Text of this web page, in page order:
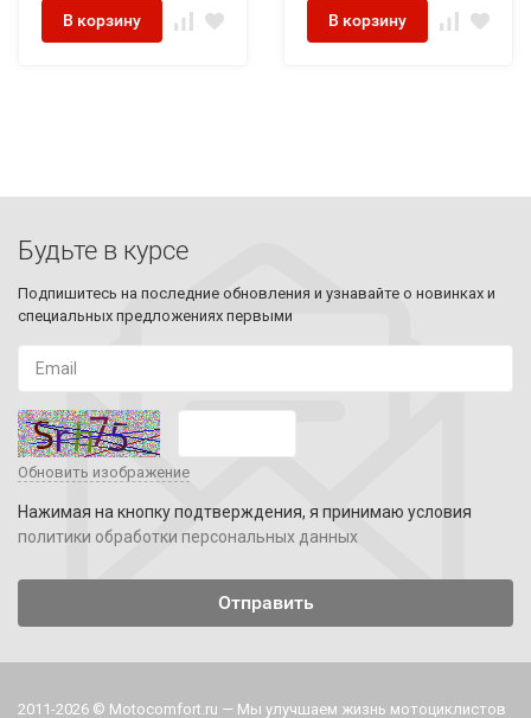
В корзину В корзину
Будьте в курсе
Подпишитесь на последние обновления и узнавайте о новинках и
специальных предложениях первыми
Обновить изображение
Нажимая на кнопку подтверждения, я принимаю условия
политики обработки персональных данных
2011-2026 © Motocomfort.ru — Мы улучшаем жизнь мотоциклистов